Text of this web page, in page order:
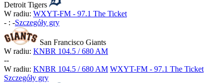
Detroit Tigers
W radiu: WXYT-FM - 97.1 The Ticket
- : -Szczegóły gry
San Francisco Giants
W radiu: KNBR 104.5 / 680 AM
--
W radiu: KNBR 104.5 / 680 AM WXYT-FM - 97.1 The Ticket
Szczegóły gry